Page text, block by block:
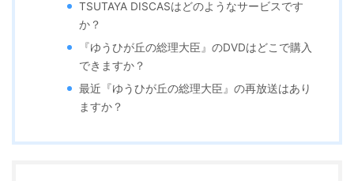
TSUTAYA DISCASはどのようなサービスです
か？
『ゆうひが丘の総理大臣』のDVDはどこで購入
できますか？
最近『ゆうひが丘の総理大臣』の再放送はあり
ますか？